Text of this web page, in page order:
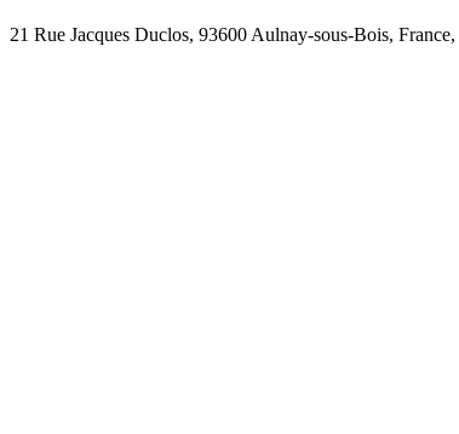
21 Rue Jacques Duclos, 93600 Aulnay-sous-Bois, France,